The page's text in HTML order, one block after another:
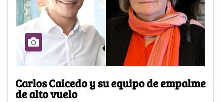
Carlos Caicedo y su equipo de empalme
de alto vuelo